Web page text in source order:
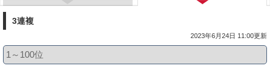
3連複
2023年6月24日 11:00更新